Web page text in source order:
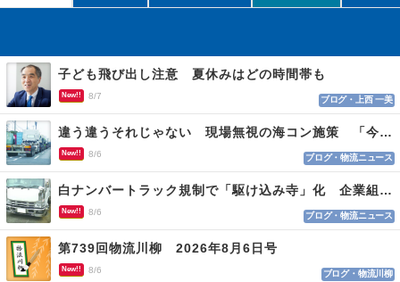
子ども飛び出し注意 夏休みはどの時間帯も
New!! 8/7 ブログ・上西 一美
違う違うそれじゃない 現場無視の海コン施策 「今でも平均２～３時間は待つ」
New!! 8/6 ブログ・物流ニュース
白ナンバートラック規制で「駆け込み寺」化 企業組合が入会基準を見直しへ
New!! 8/6 ブログ・物流ニュース
第739回物流川柳 2026年8月6日号
New!! 8/6 ブログ・物流川柳